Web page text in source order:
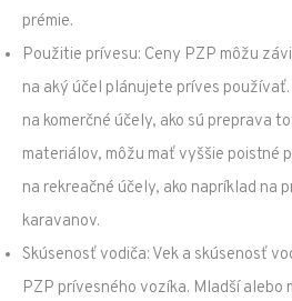
prémie.
Použitie prívesu: Ceny PZP môžu
na aký účel plánujete príves
na komerčné účely, ako sú preprava
materiálov, môžu mať vyššie poistné
na rekreačné účely, ako napríklad na
karavanov.
Skúsenosť vodiča: Vek a skúsenosť
PZP prívesného vozíka. Mladší alebo